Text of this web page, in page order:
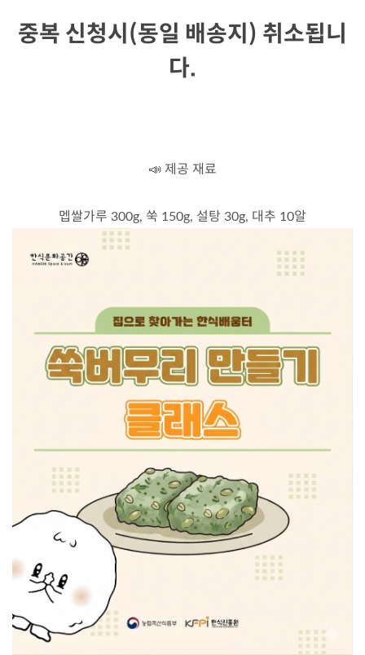
중복 신청시(동일 배송지) 취소됩니
다.
📣 제공 재료
멥쌀가루 300g, 쑥 150g, 설탕 30g, 대추 10알